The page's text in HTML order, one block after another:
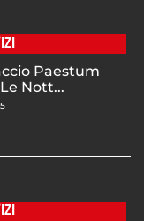
Paestum
Nott...